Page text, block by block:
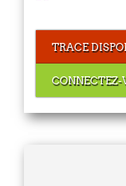
TRACE
CONNECTEZ-